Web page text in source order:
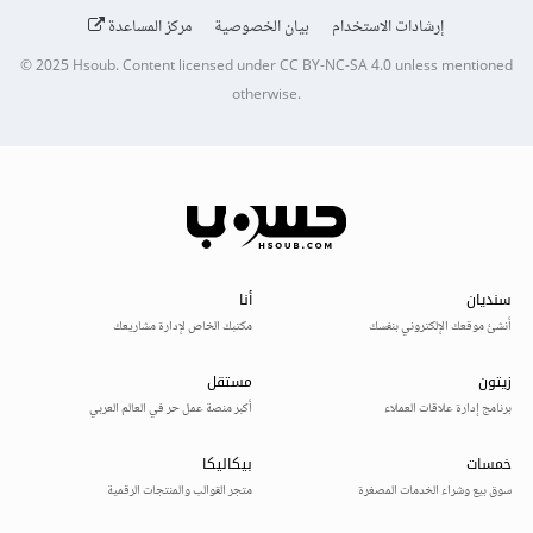
إرشادات الاستخدام
بيان الخصوصية مركز المساعدة
© 2025Hsoub.Content licensed underCC BY-NC-SA 4.0unless mentioned
otherwise.